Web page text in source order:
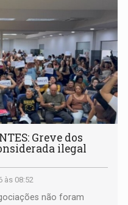
Greve dos
ilegal
às 08:52
não foram